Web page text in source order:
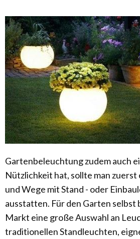
Gartenbeleuchtung zudem auch
Nützlichkeit hat, sollte man zuerst
und Wege mit Stand - oder
ausstatten. Für den Garten selbst
Markt eine große Auswahl an
traditionellen Standleuchten,